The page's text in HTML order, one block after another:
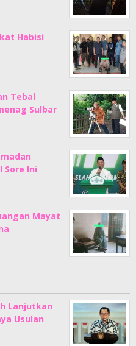
Habisi
Tebal
Sulbar
Sore Ini
Mayat
Lanjutkan
Usulan